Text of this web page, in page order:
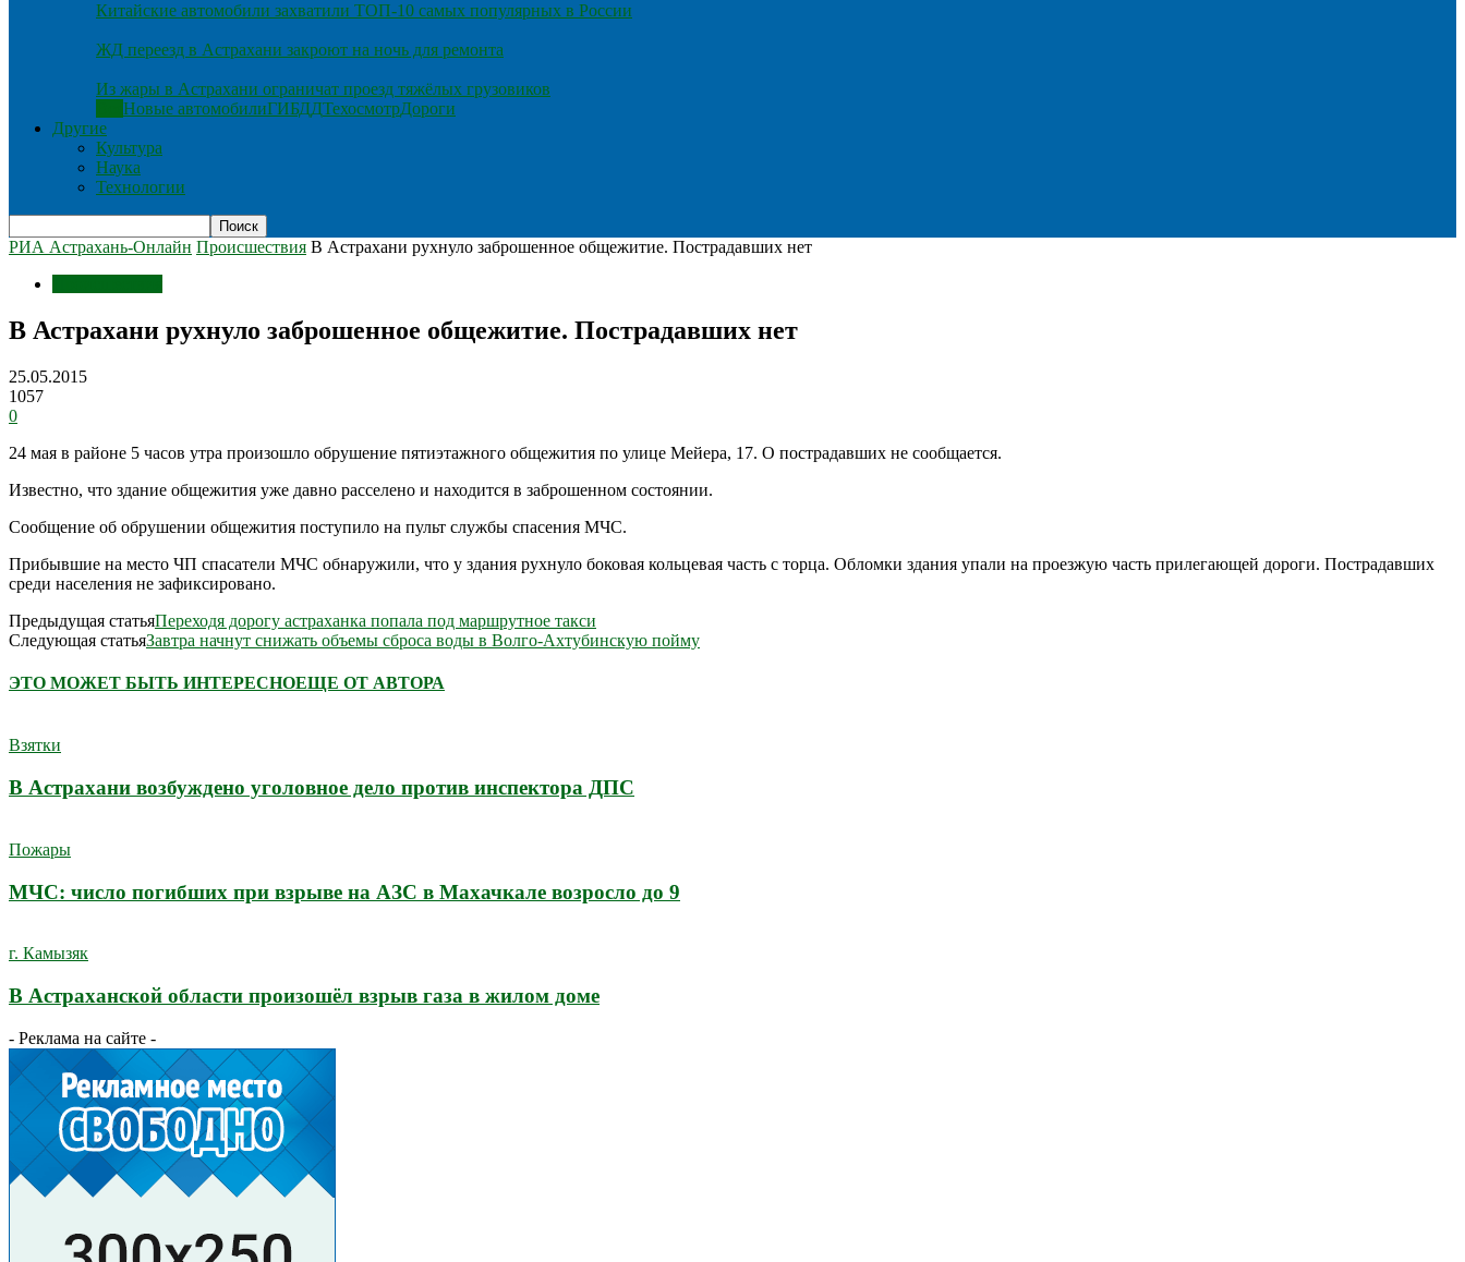
Китайские автомобили захватили ТОП-10 самых популярных в России
ЖД переезд в Астрахани закроют на ночь для ремонта
Из жары в Астрахани ограничат проезд тяжёлых грузовиков
Новые автомобилиГИБДДТехосмотрДороги
Другие
Культура
Наука
Технологии
РИА Астрахань-Онлайн Происшествия В Астрахани рухнуло заброшенное общежитие. Пострадавших нет
В Астрахани рухнуло заброшенное общежитие. Пострадавших нет
25.05.2015
1057
0
24 мая в районе 5 часов утра произошло обрушение пятиэтажного общежития по улице Мейера, 17. О пострадавших не сообщается.
Известно, что здание общежития уже давно расселено и находится в заброшенном состоянии.
Сообщение об обрушении общежития поступило на пульт службы спасения МЧС.
Прибывшие на место ЧП спасатели МЧС обнаружили, что у здания рухнуло боковая кольцевая часть с торца. Обломки здания упали на проезжую часть прилегающей дороги. Пострадавших
среди населения не зафиксировано.
Предыдущая статьяПереходя дорогу астраханка попала под маршрутное такси
Следующая статьяЗавтра начнут снижать объемы сброса воды в Волго-Ахтубинскую пойму
ЭТО МОЖЕТ БЫТЬ ИНТЕРЕСНОЕЩЕ ОТ АВТОРА
Взятки
В Астрахани возбуждено уголовное дело против инспектора ДПС
Пожары
МЧС: число погибших при взрыве на АЗС в Махачкале возросло до 9
г. Камызяк
В Астраханской области произошёл взрыв газа в жилом доме
- Реклама на сайте -